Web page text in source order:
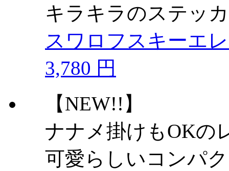
キラキラのステッ
スワロフスキー
3,780 円
【NEW!!】
ナナメ掛けもOKの
可愛らしいコンパ